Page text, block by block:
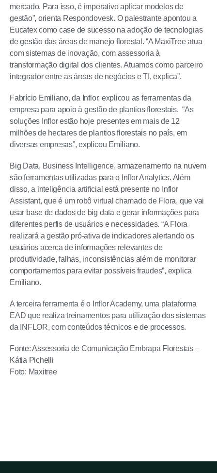
mercado. Para isso, é imperativo aplicar modelos de
gestão”, orienta Respondovesk. O palestrante apontou a
Eucatex como case de sucesso na adoção de tecnologias
de gestão das áreas de manejo florestal. “A MaxiTree atua
com sistemas de inovação, com assessoria à
transformação digital dos clientes. Atuamos como parceiro
integrador entre as áreas de negócios e TI, explica”.
Fabrício Emiliano, da Inflor, explicou as ferramentas da
empresa para apoio à gestão de plantios florestais. “As
soluções Inflor estão hoje presentes em mais de 12
milhões de hectares de plantios florestais no país, em
diversas empresas”, explicou Emiliano.
Big Data, Business Intelligence, armazenamento na nuvem
são ferramentas utilizadas para o Inflor Analytics. Além
disso, a inteligência artificial está presente no Inflor
Assistant, que é um robô virtual chamado de Flora, que vai
usar base de dados de big data e gerar informações para
diferentes perfis de usuários e necessidades. “A Flora
realizará a gestão pró-ativa de indicadores alertando os
usuários acerca de informações relevantes de
produtividade, falhas, inconsistências além de monitorar
comportamentos para evitar possíveis fraudes”, explica
Emiliano.
A terceira ferramenta é o Inflor Academy, uma plataforma
EAD que realiza treinamentos para utilização dos sistemas
da INFLOR, com conteúdos técnicos e de processos.
Fonte: Assessoria de Comunicação Embrapa Florestas –
Kátia Pichelli
Foto: Maxitree